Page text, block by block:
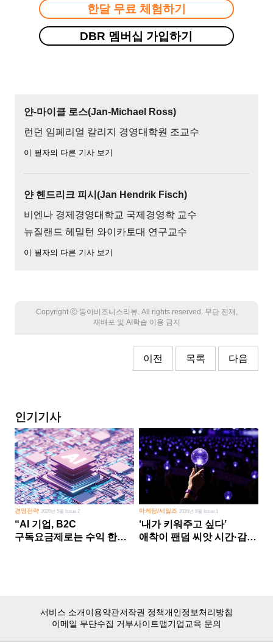
한달 무료 체험하기
DBR 멤버십 가입하기
얀-마이클 로스(Jan-Michael Ross)
런던 임페리얼 칼리지 경영대학원 조교수
이 필자의 다른 기사 보기
얀 헨드리크 피시(Jan Hendrik Fisch)
비엔나 경제경영대학교 국제경영학 교수
뉴질랜드 헤밀턴 와이카토대 연구교수
이 필자의 다른 기사 보기
Copyright Ⓒ 동아비즈니스리뷰. All rights reserved. 무단 전재,
재배포 및 AI학습 이용 금지
이전 목록 다음
인기기사
경영전략2026년 5월 Issue 2
“AI 기업, B2C
구독요금제로는 수익 한계
마케팅/세일즈 2026년 8월 Issue 1
‘내가 키워주고 싶다’
애착이 팬덤 씨앗 시간·감정
서비스 소개이용약관저작권 정책개인정보처리방침
이메일 무단수집 거부사이트맵기업교육 문의